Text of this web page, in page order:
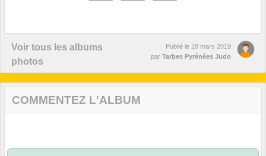
Voir tous les albums
photos
Publié le 28 mars 2019
par Tarbes Pyrénées Judo
COMMENTEZ L'ALBUM